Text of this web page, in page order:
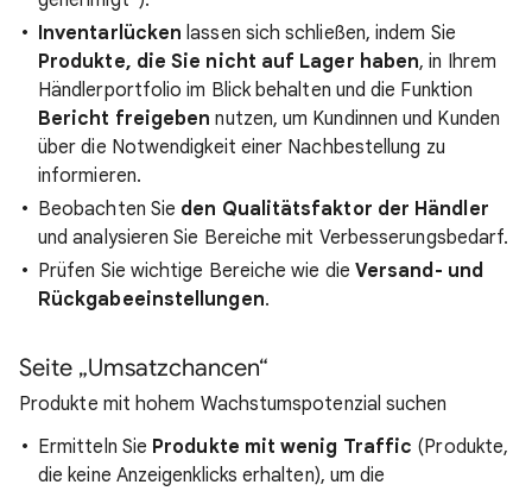
Inventarlücken lassen sich schließen, indem Sie
Produkte, die Sie nicht auf Lager haben, in Ihrem
Händlerportfolio im Blick behalten und die Funktion
Bericht freigeben nutzen, um Kundinnen und Kunden
über die Notwendigkeit einer Nachbestellung zu
informieren.
Beobachten Sie den Qualitätsfaktor der Händler
und analysieren Sie Bereiche mit Verbesserungsbedarf.
Prüfen Sie wichtige Bereiche wie die Versand- und
Rückgabeeinstellungen.
Seite „Umsatzchancen“
Produkte mit hohem Wachstumspotenzial suchen
Ermitteln Sie Produkte mit wenig Traffic (Produkte,
die keine Anzeigenklicks erhalten), um die